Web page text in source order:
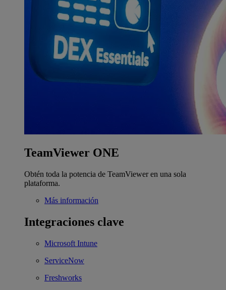
TeamViewer ONE
Obtén toda la potencia de TeamViewer en una sola
plataforma.
Más información
Integraciones clave
Microsoft Intune
ServiceNow
Freshworks